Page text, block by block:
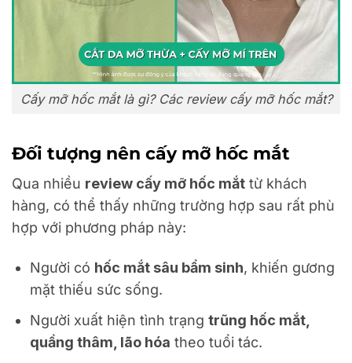
Cấy mỡ hốc mắt là gì? Các review cấy mỡ hốc mắt?
Đối tượng nên cấy mỡ hốc mắt
Qua nhiều review cấy mỡ hốc mắt từ khách
hàng, có thể thấy những trường hợp sau rất phù
hợp với phương pháp này:
Người có hốc mắt sâu bẩm sinh, khiến gương
mặt thiếu sức sống.
Người xuất hiện tình trạngtrũng hốc mắt,
quầng thâm, lão hóa theo tuổi tác.